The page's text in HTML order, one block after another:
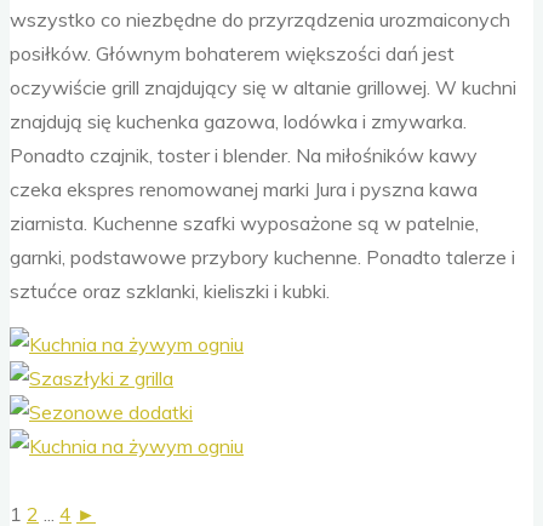
wszystko co niezbędne do przyrządzenia urozmaiconych
posiłków. Głównym bohaterem większości dań jest
oczywiście grill znajdujący się w altanie grillowej. W kuchni
znajdują się kuchenka gazowa, lodówka i zmywarka.
Ponadto czajnik, toster i blender. Na miłośników kawy
czeka ekspres renomowanej marki Jura i pyszna kawa
ziarnista. Kuchenne szafki wyposażone są w patelnie,
garnki, podstawowe przybory kuchenne. Ponadto talerze i
sztućce oraz szklanki, kieliszki i kubki.
1 2 ... 4 ►